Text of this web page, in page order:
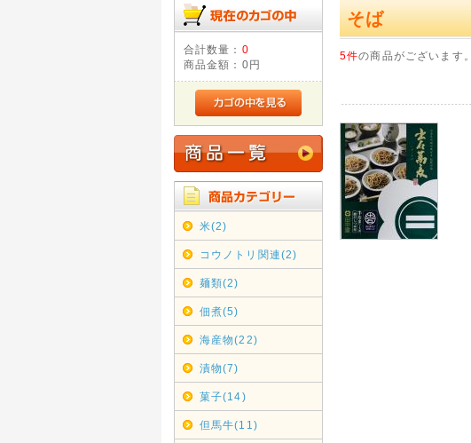
合計数量： 0
商品金額： 0円
米(2)
コウノトリ関連(2)
麺類(2)
佃煮(5)
海産物(22)
漬物(7)
菓子(14)
但馬牛(11)
そば
5件の商品がございます。